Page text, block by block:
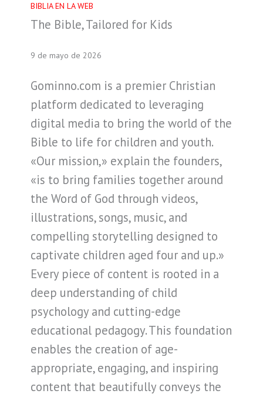
BIBLIA EN LA WEB
The Bible, Tailored for Kids
9 de mayo de 2026
Gominno.com is a premier Christian
platform dedicated to leveraging
digital media to bring the world of the
Bible to life for children and youth.
«Our mission,» explain the founders,
«is to bring families together around
the Word of God through videos,
illustrations, songs, music, and
compelling storytelling designed to
captivate children aged four and up.»
Every piece of content is rooted in a
deep understanding of child
psychology and cutting-edge
educational pedagogy. This foundation
enables the creation of age-
appropriate, engaging, and inspiring
content that beautifully conveys the